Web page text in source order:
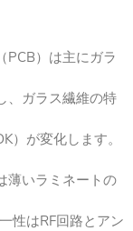
PCB）は主にガラ
、ガラス繊維の特
）が変化します。
薄いラミネートの
性はRF回路とアン